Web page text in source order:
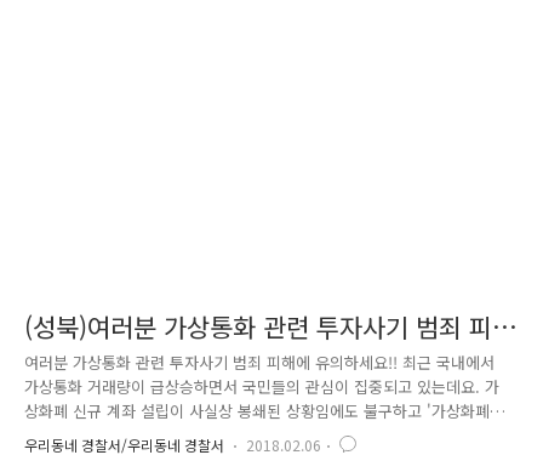
(성북)여러분 가상통화 관련 투자사기 범죄 피
해에 유의하세요!
여러분 가상통화 관련 투자사기 범죄 피해에 유의하세요!! 최근 국내에서
가상통화 거래량이 급상승하면서 국민들의 관심이 집중되고 있는데요. 가
상화폐 신규 계좌 설립이 사실상 봉쇄된 상황임에도 불구하고 '가상화폐
구매대행' 업체 등 신종수법의 사기가 증가하고 있습니다. 이에 경찰은 피
해를 방지하고 경제질서를 보호하기 위하여 가상통화 투자사기 등 불법행
우리동네 경찰서/우리동네 경찰서 2018.02.06